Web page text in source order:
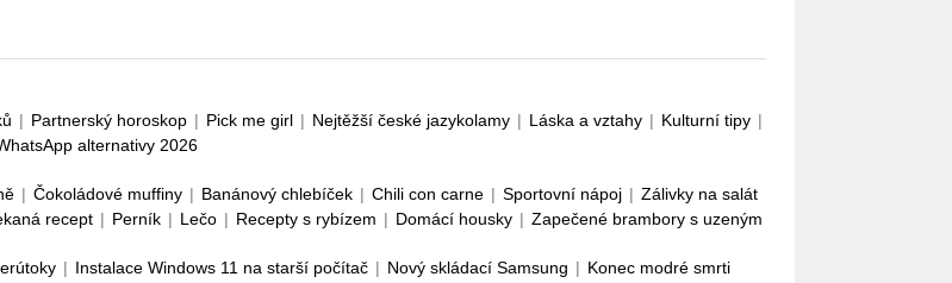
| Partnerský horoskop | Pick me girl | Nejtěžší české jazykolamy | Láska a vztahy | Kulturní tipy |
alternativy 2026
| Čokoládové muffiny | Banánový chlebíček | Chili con carne | Sportovní nápoj | Zálivky na salát
recept | Perník | Lečo | Recepty s rybízem | Domácí housky | Zapečené brambory s uzeným
| Instalace Windows 11 na starší počítač | Nový skládací Samsung | Konec modré smrti